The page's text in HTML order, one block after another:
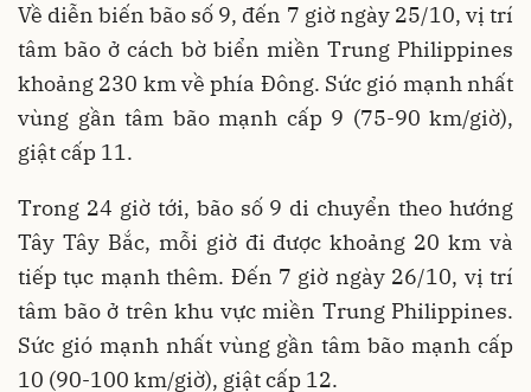
Về diễn biến bão số 9, đến 7 giờ ngày 25/10, vị trí
tâm bão ở cách bờ biển miền Trung Philippines
khoảng 230 km về phía Đông. Sức gió mạnh nhất
vùng gần tâm bão mạnh cấp 9 (75-90 km/giờ),
giật cấp 11.
Trong 24 giờ tới, bão số 9 di chuyển theo hướng
Tây Tây Bắc, mỗi giờ đi được khoảng 20 km và
tiếp tục mạnh thêm. Đến 7 giờ ngày 26/10, vị trí
tâm bão ở trên khu vực miền Trung Philippines.
Sức gió mạnh nhất vùng gần tâm bão mạnh cấp
10 (90-100 km/giờ), giật cấp 12.